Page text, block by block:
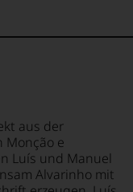
aus der
Monção e
Luís und Manuel
Alvarinho mit